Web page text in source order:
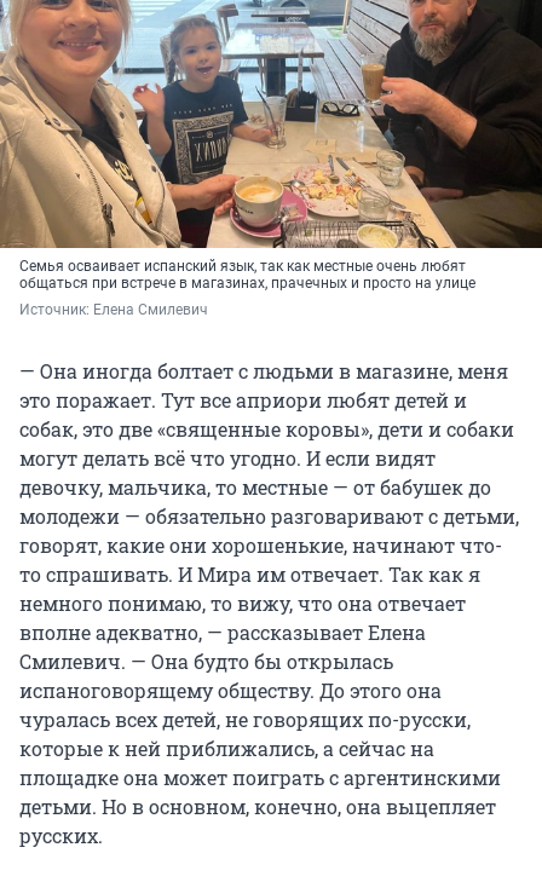
Семья осваивает испанский язык, так как местные очень любят
общаться при встрече в магазинах, прачечных и просто на улице
Источник: Елена Смилевич
— Она иногда болтает с людьми в магазине, меня
это поражает. Тут все априори любят детей и
собак, это две «священные коровы», дети и собаки
могут делать всё что угодно. И если видят
девочку, мальчика, то местные — от бабушек до
молодежи — обязательно разговаривают с детьми,
говорят, какие они хорошенькие, начинают что-
то спрашивать. И Мира им отвечает. Так как я
немного понимаю, то вижу, что она отвечает
вполне адекватно, — рассказывает Елена
Смилевич. — Она будто бы открылась
испаноговорящему обществу. До этого она
чуралась всех детей, не говорящих по-русски,
которые к ней приближались, а сейчас на
площадке она может поиграть с аргентинскими
детьми. Но в основном, конечно, она выцепляет
русских.